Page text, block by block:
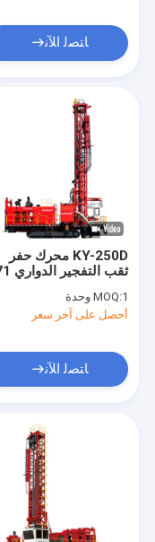
جولة في المعمل
ﺎﺘﺼﻟ ﺍﻶﻧ
KY-250D محرك حفر
ثقب
الهيدروليكي بالكامل
MOQ:1 وحدة
أحصل على آخر سعر
ﺎﺘﺼﻟ ﺍﻶﻧ